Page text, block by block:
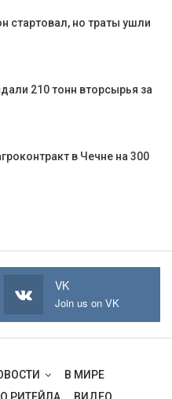
стартовал, но траты ушли
210 тонн вторсырья за
в Чечне на 300
VK
Join us on VK
В МИРЕ